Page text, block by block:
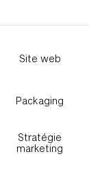
Site web
Packaging
Stratégie
marketing